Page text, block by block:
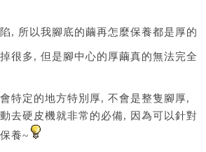
, 所以我腳底的繭再怎麼保養都是厚的
很多, 但是腳中心的厚繭真的無法完全
特定的地方特別厚, 不會是整隻腳厚,
去硬皮機就非常的必備, 因為可以針對
養~